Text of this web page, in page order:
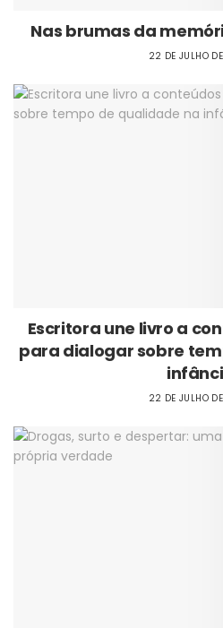
Nas brumas da
22 DE JULHO
Escritora une livro a
para dialogar sobre
22 DE JULHO